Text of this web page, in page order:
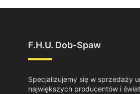
F.H.U. Dob-Spaw
Specjalizujemy się w sprzedaży
największych producentów i